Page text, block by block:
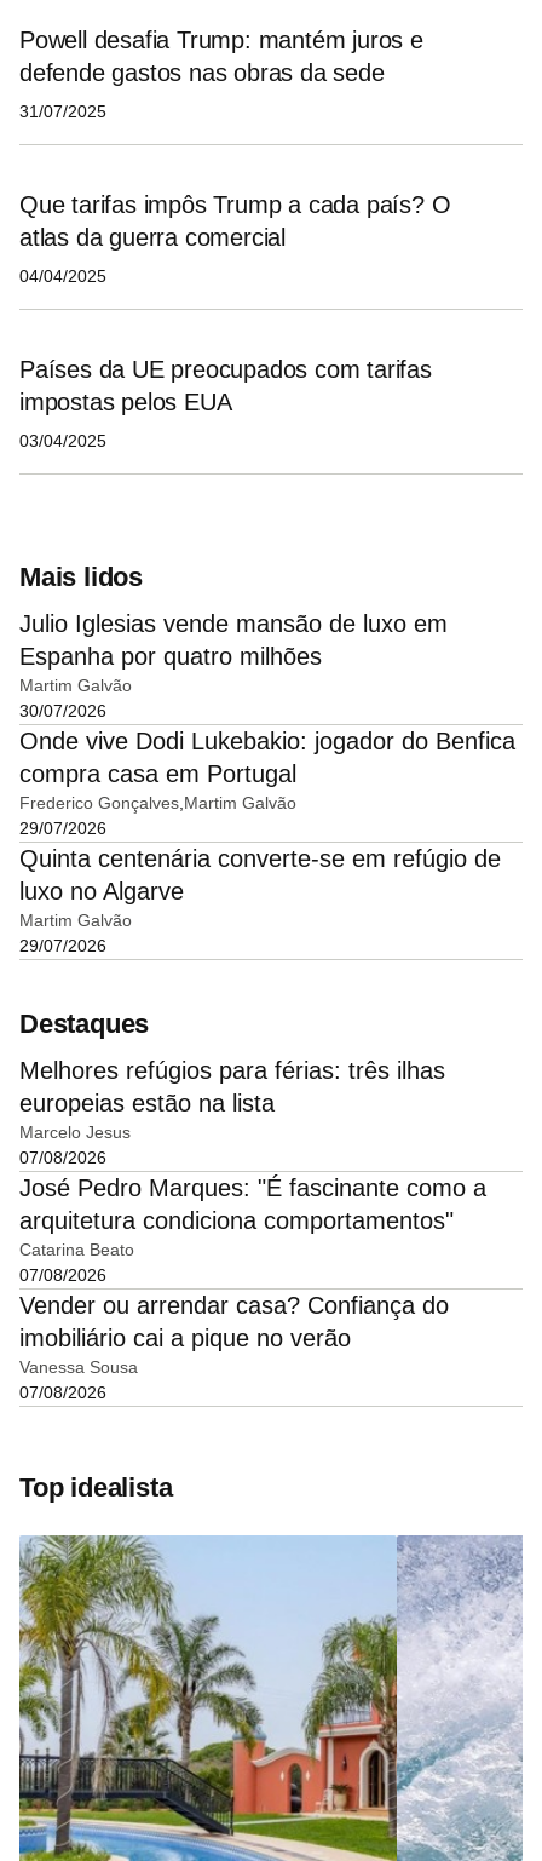
Powell desafia Trump: mantém juros e
defende gastos nas obras da sede
31/07/2025
Que tarifas impôs Trump a cada país? O
atlas da guerra comercial
04/04/2025
Países da UE preocupados com tarifas
impostas pelos EUA
03/04/2025
Mais lidos
Julio Iglesias vende mansão de luxo em
Espanha por quatro milhões
Martim Galvão
30/07/2026
Onde vive Dodi Lukebakio: jogador do Benfica
compra casa em Portugal
Frederico Gonçalves Martim Galvão
29/07/2026
Quinta centenária converte-se em refúgio de
luxo no Algarve
Martim Galvão
29/07/2026
Destaques
Melhores refúgios para férias: três ilhas
europeias estão na lista
Marcelo Jesus
07/08/2026
José Pedro Marques: "É fascinante como a
arquitetura condiciona comportamentos"
Catarina Beato
07/08/2026
Vender ou arrendar casa? Confiança do
imobiliário cai a pique no verão
Vanessa Sousa
07/08/2026
Top idealista